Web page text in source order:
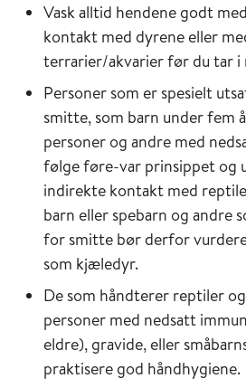
Vask alltid hendene godt
kontakt med dyrene eller
terrarier/akvarier før du tar i
Personer som er spesielt
smitte, som barn under fem
personer og andre med
følge føre-var prinsippet og
indirekte kontakt med
barn eller spebarn og andre
for smitte bør derfor
som kjæledyr.
De som håndterer reptiler
personer med nedsatt
eldre), gravide, eller
praktisere god håndhygiene.